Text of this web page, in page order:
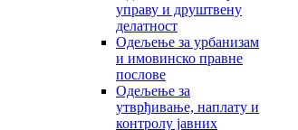
управу и друштвену
делатност
Одељење за урбанизам
и имовинско правне
послове
Одељење за
утврђивање, наплату и
контролу јавних